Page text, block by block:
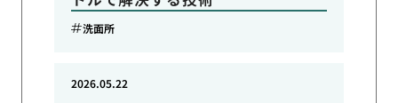
洗面所
2026.05.22